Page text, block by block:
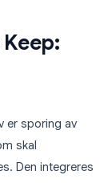
er sporing av
skal
Den integreres